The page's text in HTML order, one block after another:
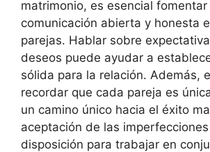
matrimonio, es esencial fomentar
comunicación abierta y honesta
parejas. Hablar sobre
deseos puede ayudar a
sólida para la relación. Además,
recordar que cada pareja es
un camino único hacia el éxito
aceptación de las
disposición para trabajar en